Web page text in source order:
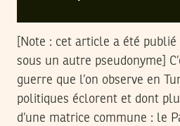
[Note : cet article a été
sous un autre pseudonyme]
guerre que l’on observe en
politiques éclorent et dont
d’une matrice commune : le